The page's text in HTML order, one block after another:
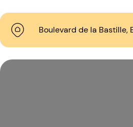
Boulevard de la Bastille,